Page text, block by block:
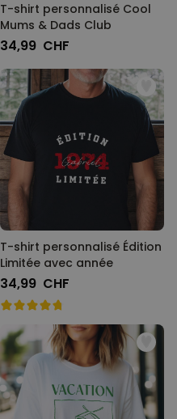
T-shirt personnalisé Cool
Mums & Dads Club
34,99 CHF
T-shirt personnalisé Édition
Limitée avec année
34,99 CHF